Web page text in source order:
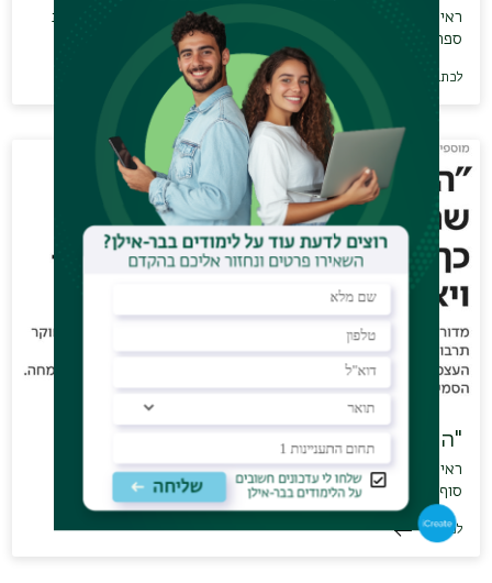
ראיון ב- Ynet עם פרופ׳ חזקי שוהם, ראש התוכנית, בעקבות הוצאת
ספרו החדש ״למה בר…
לכתבה
"המנגל יושב על רגש יהודי שהקומיקאי ג…
ראיון עם פרופ' חזקי שוהם, ראש התוכנית לפרשנות ותרבות במוסף
סוף השבוע של ״ישראל…
לכתבה